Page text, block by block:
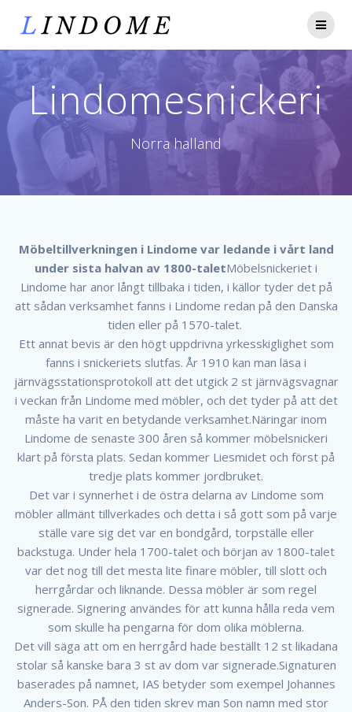
Lindomesnickeri
Norra halland
Möbeltillverkningen i Lindome var ledande i vårt land
under sista halvan av 1800-taletMöbelsnickeriet i
Lindome har anor långt tillbaka i tiden, i källor tyder det på
att sådan verksamhet fanns i Lindome redan på den Danska
tiden eller på 1570-talet.
Ett annat bevis är den högt uppdrivna yrkesskiglighet som
fanns i snickeriets slutfas. År 1910 kan man läsa i
järnvägsstationsprotokoll att det utgick 2 st järnvägsvagnar
i veckan från Lindome med möbler, och det tyder på att det
måste ha varit en betydande verksamhet.Näringar inom
Lindome de senaste 300 åren så kommer möbelsnickeri
klart på första plats. Sedan kommer Liesmidet och först på
tredje plats kommer jordbruket.
Det var i synnerhet i de östra delarna av Lindome som
möbler allmänt tillverkades och detta i så gott som på varje
ställe vare sig det var en bondgård, torpställe eller
backstuga. Under hela 1700-talet och början av 1800-talet
var det nog till det mesta lite finare möbler, till slott och
herrgårdar och liknande. Dessa möbler är som regel
signerade. Signering användes för att kunna hålla reda vem
som skulle ha pengarna för dom olika möblerna.
Det vill säga att om en herrgård hade beställt 12 st likadana
stolar så kanske bara 3 st av dom var signerade.Signaturen
baserades på namnet, IAS betyder som exempel Johannes
Anders-Son. PÅ den tiden skrev man Son namn med stor